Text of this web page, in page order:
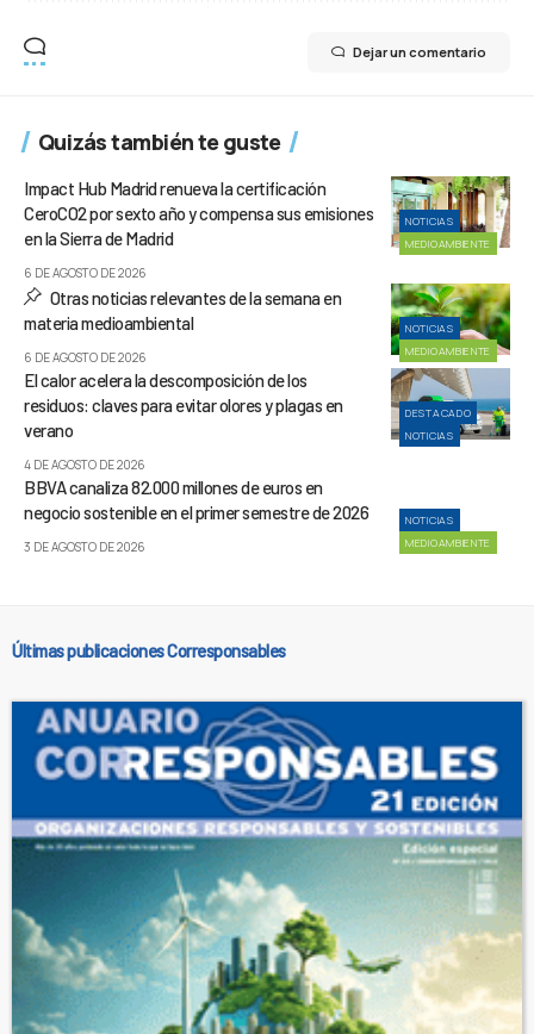
Dejar un comentario
Quizás también te guste
NOTICIAS
MEDIOAMBIENTE
Impact Hub Madrid renueva la certificación
CeroCO2 por sexto año y compensa sus emisiones
en la Sierra de Madrid
6 DE AGOSTO DE 2026
NOTICIAS
MEDIOAMBIENTE
Otras noticias relevantes de la semana en
materia medioambiental
6 DE AGOSTO DE 2026
DESTACADO
NOTICIAS
El calor acelera la descomposición de los
residuos: claves para evitar olores y plagas en
verano
4 DE AGOSTO DE 2026
NOTICIAS
MEDIOAMBIENTE
BBVA canaliza 82.000 millones de euros en
negocio sostenible en el primer semestre de 2026
3 DE AGOSTO DE 2026
Últimas publicaciones Corresponsables